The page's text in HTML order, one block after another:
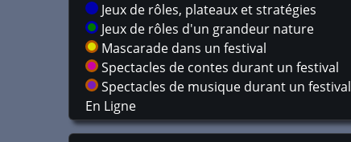
Jeux de rôles, plateaux et stratégies
Jeux de rôles d'un grandeur nature
Mascarade dans un festival
Spectacles de contes durant un festival
Spectacles de musique durant un festival
En Ligne